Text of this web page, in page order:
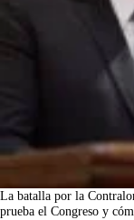
La batalla por la
prueba el Congreso y